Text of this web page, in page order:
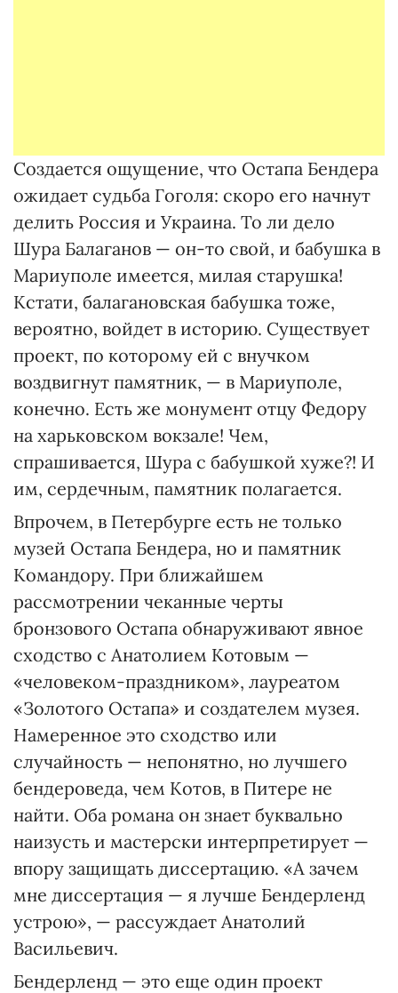
Создается ощущение, что Остапа Бендера
ожидает судьба Гоголя: скоро его начнут
делить Россия и Украина. То ли дело
Шура Балаганов — он-то свой, и бабушка в
Мариуполе имеется, милая старушка!
Кстати, балагановская бабушка тоже,
вероятно, войдет в историю. Существует
проект, по которому ей с внучком
воздвигнут памятник, — в Мариуполе,
конечно. Есть же монумент отцу Федору
на харьковском вокзале! Чем,
спрашивается, Шура с бабушкой хуже?! И
им, сердечным, памятник полагается.
Впрочем, в Петербурге есть не только
музей Остапа Бендера, но и памятник
Командору. При ближайшем
рассмотрении чеканные черты
бронзового Остапа обнаруживают явное
сходство с Анатолием Котовым —
«человеком-праздником», лауреатом
«Золотого Остапа» и создателем музея.
Намеренное это сходство или
случайность — непонятно, но лучшего
бендероведа, чем Котов, в Питере не
найти. Оба романа он знает буквально
наизусть и мастерски интерпретирует —
впору защищать диссертацию. «А зачем
мне диссертация — я лучше Бендерленд
устрою», — рассуждает Анатолий
Васильевич.
Бендерленд — это еще один проект